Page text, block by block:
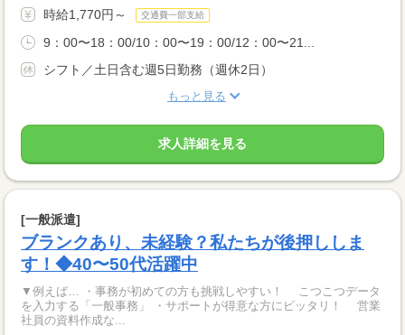
時給1,770円～ 交通費一部支給
9：00〜18：00/10：00〜19：00/12：00〜21...
シフト／土日含む週5日勤務（週休2日）
もっと見る
求人詳細を見る
[一般派遣]
ブランクあり、未経験？私たちが後押ししま
す！◆40〜50代活躍中
▼例えば… ・事務が初めての方も挑戦しやすい！ こつこつデータ
を入力する「一般事務」 ・サポートが得意な方にピッタリ！ 営業
社員の資料作成な...